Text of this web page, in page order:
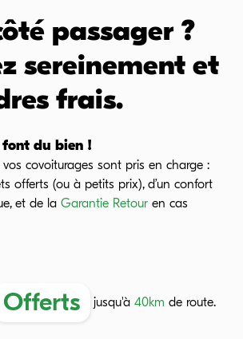
passager ?
sereinement et
frais.
du bien !
vos covoiturages sont pris en charge :
offerts (ou à petits prix), d’un confort
et de laGarantie Retour en cas
Offerts jusqu'à 40km de route.